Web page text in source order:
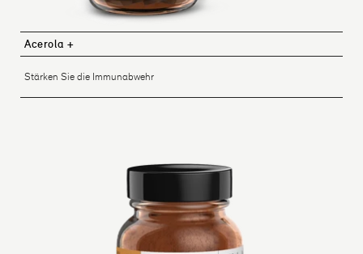
Acerola +
Stärken Sie die Immunabwehr